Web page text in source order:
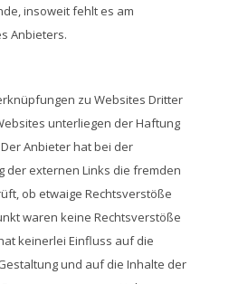
insoweit fehlt es am
Anbieters.
zu Websites Dritter
unterliegen der Haftung
Anbieter hat bei der
der externen Links die fremden
ob etwaige Rechtsverstöße
waren keine Rechtsverstöße
keinerlei Einfluss auf die
und auf die Inhalte der